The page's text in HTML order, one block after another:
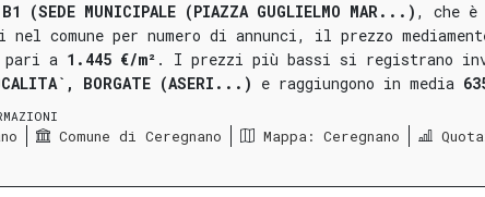
(SEDE MUNICIPALE (PIAZZA GUGLIELMO MAR...) , che è
nel comune per numero di annunci, il prezzo
pari a 1.445 €/m² . I prezzi più bassi si registrano
BORGATE (ASERI...) e raggiungono in media
Comune di Ceregnano Mappa: Ceregnano